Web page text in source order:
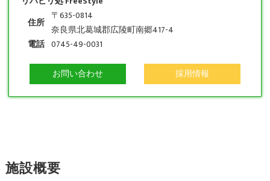
住所
〒635-0814
奈良県北葛城郡広陵町南郷417-4
電話 0745-49-0031
お問い合わせ 採用情報
施設概要